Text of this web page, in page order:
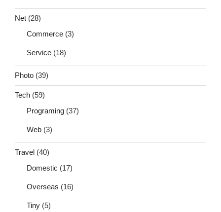
Net (28)
Commerce (3)
Service (18)
Photo (39)
Tech (59)
Programing (37)
Web (3)
Travel (40)
Domestic (17)
Overseas (16)
Tiny (5)